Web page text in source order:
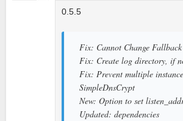
0.5.5
Fix: Cannot Change
Fix: Create log directory, if
Fix: Prevent multiple
SimpleDnsCrypt
New: Option to set
Updated: dependencies